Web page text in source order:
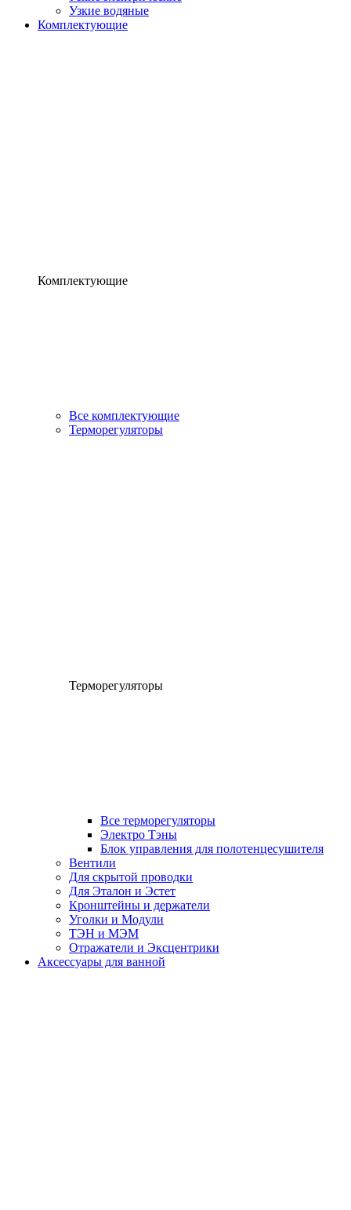
Узкие водяные
Комплектующие
Комплектующие
Все комплектующие
Терморегуляторы
Терморегуляторы
Все терморегуляторы
Электро Тэны
Блок управления для полотенцесушителя
Вентили
Для скрытой проводки
Для Эталон и Эстет
Кронштейны и держатели
Уголки и Модули
ТЭН и МЭМ
Отражатели и Эксцентрики
Аксессуары для ванной